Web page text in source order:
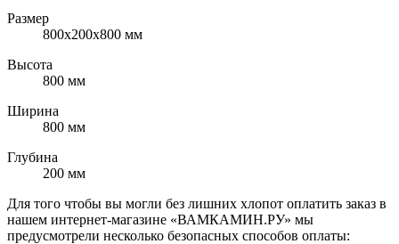
Размер
800х200х800 мм
Высота
800 мм
Ширина
800 мм
Глубина
200 мм
Для того чтобы вы могли без лишних хлопот оплатить заказ в
нашем интернет-магазине «ВАМКАМИН.РУ» мы
предусмотрели несколько безопасных способов оплаты: